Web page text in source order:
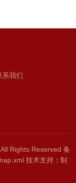
系我们
Rights Reserved 备
技术支持： 制